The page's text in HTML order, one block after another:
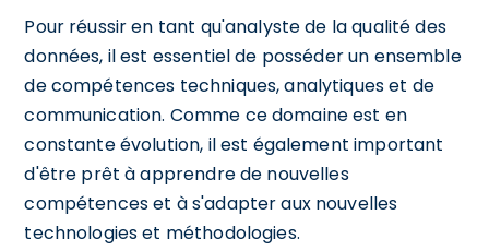
Pour réussir en tant qu'analyste de la qualité des
données, il est essentiel de posséder un ensemble
de compétences techniques, analytiques et de
communication. Comme ce domaine est en
constante évolution, il est également important
d'être prêt à apprendre de nouvelles
compétences et à s'adapter aux nouvelles
technologies et méthodologies.